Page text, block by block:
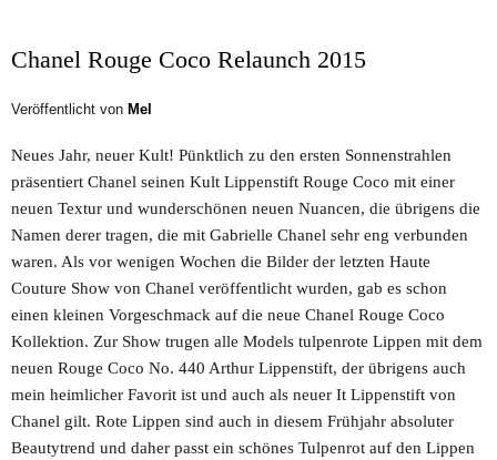
Chanel Rouge Coco Relaunch 2015
Veröffentlicht von Mel
Neues Jahr, neuer Kult! Pünktlich zu den ersten Sonnenstrahlen
präsentiert Chanel seinen Kult Lippenstift Rouge Coco mit einer
neuen Textur und wunderschönen neuen Nuancen, die übrigens die
Namen derer tragen, die mit Gabrielle Chanel sehr eng verbunden
waren. Als vor wenigen Wochen die Bilder der letzten Haute
Couture Show von Chanel veröffentlicht wurden, gab es schon
einen kleinen Vorgeschmack auf die neue Chanel Rouge Coco
Kollektion. Zur Show trugen alle Models tulpenrote Lippen mit dem
neuen Rouge Coco No. 440 Arthur Lippenstift, der übrigens auch
mein heimlicher Favorit ist und auch als neuer It Lippenstift von
Chanel gilt. Rote Lippen sind auch in diesem Frühjahr absoluter
Beautytrend und daher passt ein schönes Tulpenrot auf den Lippen